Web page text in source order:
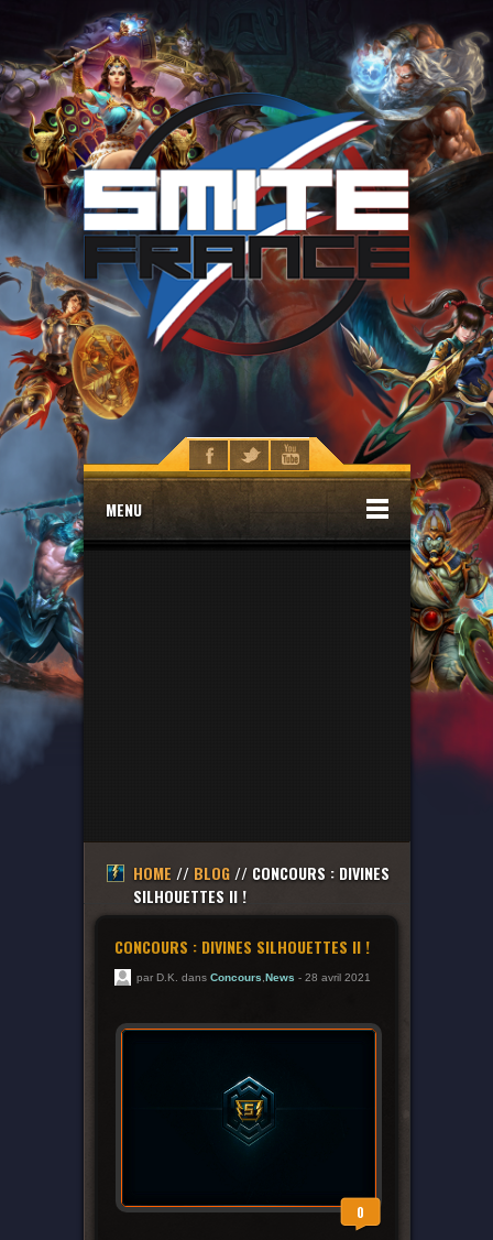
MENU
HOME // BLOG// CONCOURS : DIVINES
SILHOUETTES II !
CONCOURS : DIVINES SILHOUETTES II !
par D.K. dans Concours, News - 28 avril 2021
0